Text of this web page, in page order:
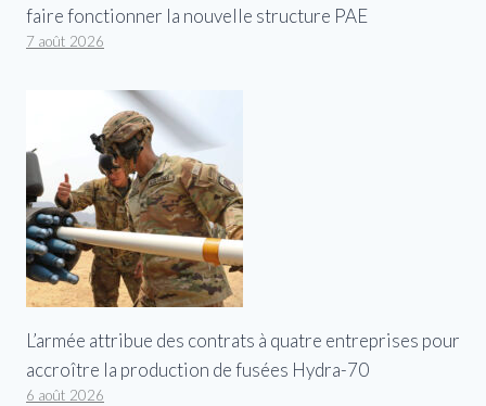
faire fonctionner la nouvelle structure PAE
7 août 2026
L’armée attribue des contrats à quatre entreprises pour
accroître la production de fusées Hydra-70
6 août 2026